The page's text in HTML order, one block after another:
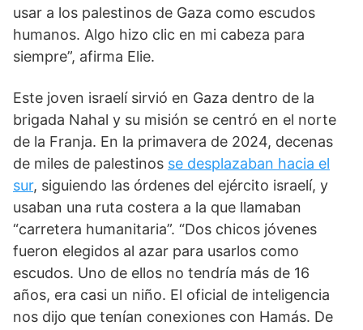
usar a los palestinos de Gaza como escudos
humanos. Algo hizo clic en mi cabeza para
siempre”, afirma Elie.
Este joven israelí sirvió en Gaza dentro de la
brigada Nahal y su misión se centró en el norte
de la Franja. En la primavera de 2024, decenas
de miles de palestinos se desplazaban hacia el
sur, siguiendo las órdenes del ejército israelí, y
usaban una ruta costera a la que llamaban
“carretera humanitaria”. “Dos chicos jóvenes
fueron elegidos al azar para usarlos como
escudos. Uno de ellos no tendría más de 16
años, era casi un niño. El oficial de inteligencia
nos dijo que tenían conexiones con Hamás. De